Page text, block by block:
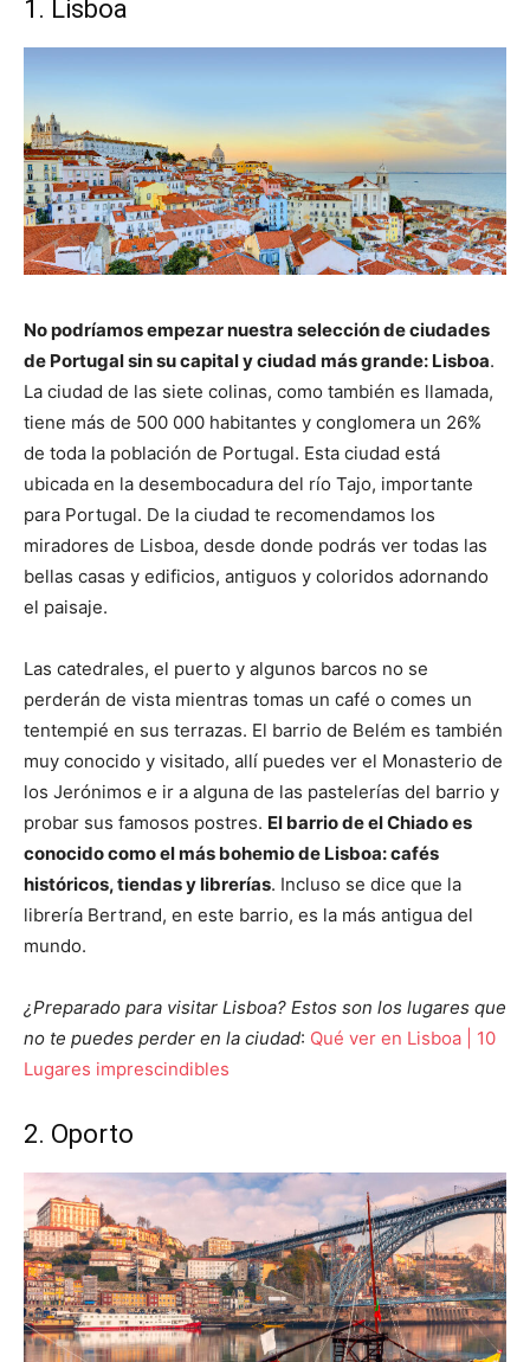
1. Lisboa
No podríamos empezar nuestra selección de ciudades
de Portugal sin su capital y ciudad más grande: Lisboa.
La ciudad de las siete colinas, como también es llamada,
tiene más de 500 000 habitantes y conglomera un 26%
de toda la población de Portugal. Esta ciudad está
ubicada en la desembocadura del río Tajo, importante
para Portugal. De la ciudad te recomendamos los
miradores de Lisboa, desde donde podrás ver todas las
bellas casas y edificios, antiguos y coloridos adornando
el paisaje.
Las catedrales, el puerto y algunos barcos no se
perderán de vista mientras tomas un café o comes un
tentempié en sus terrazas. El barrio de Belém es también
muy conocido y visitado, allí puedes ver el Monasterio de
los Jerónimos e ir a alguna de las pastelerías del barrio y
probar sus famosos postres. El barrio de el Chiado es
conocido como el más bohemio de Lisboa: cafés
históricos, tiendas y librerías. Incluso se dice que la
librería Bertrand, en este barrio, es la más antigua del
mundo.
¿Preparado para visitar Lisboa? Estos son los lugares que
no te puedes perder en la ciudad: Qué ver en Lisboa | 10
Lugares imprescindibles
2. Oporto